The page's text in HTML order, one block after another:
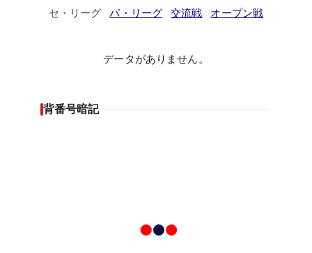
セ・リーグ
パ・リーグ 交流戦 オープン戦
データがありません。
背番号暗記